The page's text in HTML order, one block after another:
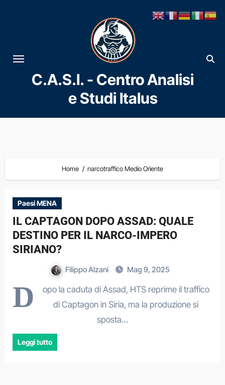
al
contenuto
C.A.S.I. - Centro Analisi
e Studi Italus
Home narcotraffico Medio Oriente
Paesi MENA
IL CAPTAGON DOPO ASSAD: QUALE
DESTINO PER IL NARCO-IMPERO
SIRIANO?
Filippo Alzani Mag 9, 2025
D
opo la caduta di Assad, HTS reprime il traffico
di Captagon in Siria, ma la produzione si
sposta…
Leggi tutto